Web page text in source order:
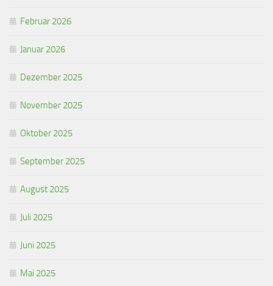
Februar 2026
Januar 2026
Dezember 2025
November 2025
Oktober 2025
September 2025
August 2025
Juli 2025
Juni 2025
Mai 2025